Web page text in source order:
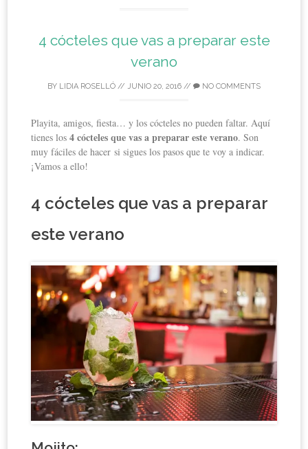
4 cócteles que vas a preparar este
verano
BY LIDIA ROSELLÓ // JUNIO 20, 2016 // NO COMMENTS
Playita, amigos, fiesta… y los cócteles no pueden faltar. Aquí
tienes los4 cócteles que vas a preparar este verano. Son
muy fáciles de hacer si sigues los pasos que te voy a indicar.
¡Vamos a ello!
4 cócteles que vas a preparar
este verano